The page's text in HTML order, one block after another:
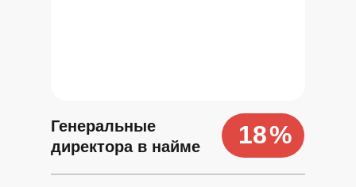
Генеральные
директора в найме
%
18